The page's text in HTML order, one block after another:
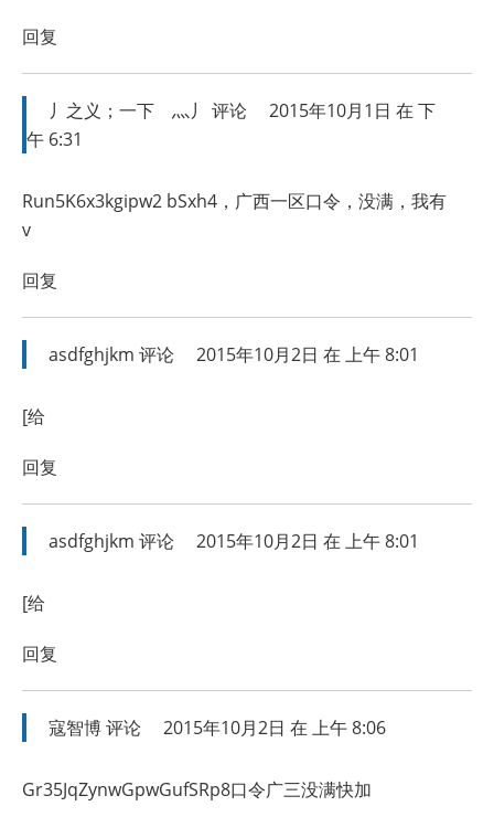
回复
丿之义；一下ゞ灬丿 评论
2015年10月1日 在 下
午 6:31
Run5K6x3kgipw2 bSxh4，广西一区口令，没满，我有
v
回复
asdfghjkm 评论 2015年10月2日 在 上午 8:01
[给
回复
asdfghjkm 评论 2015年10月2日 在 上午 8:01
[给
回复
寇智博评论 2015年10月2日 在 上午 8:06
Gr35JqZynwGpwGufSRp8口令广三没满快加